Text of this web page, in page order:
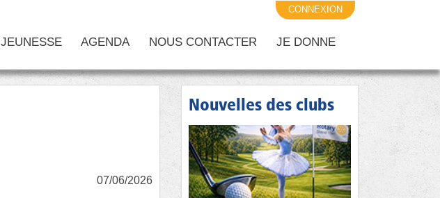
CONNEXION
JEUNESSE AGENDA NOUS CONTACTER JE DONNE
07/06/2026
Nouvelles des clubs